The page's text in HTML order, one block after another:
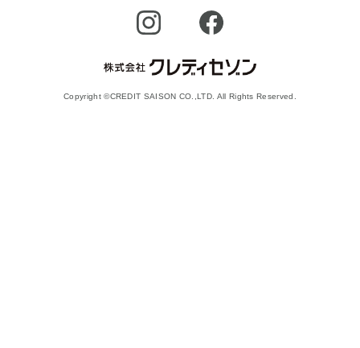
Copyright ©CREDIT SAISON CO.,LTD. All Rights Reserved.